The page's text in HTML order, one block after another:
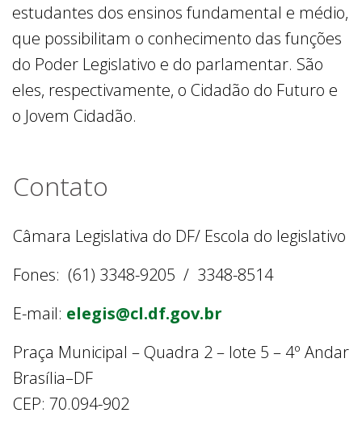
estudantes dos ensinos fundamental e médio,
que possibilitam o conhecimento das funções
do Poder Legislativo e do parlamentar. São
eles, respectivamente, o Cidadão do Futuro e
o Jovem Cidadão.
Contato
Câmara Legislativa do DF/ Escola do legislativo
Fones: (61) 3348-9205 / 3348-8514
E-mail: elegis@cl.df.gov.br
Praça Municipal – Quadra 2 – lote 5 – 4º Andar
Brasília–DF
CEP: 70.094-902